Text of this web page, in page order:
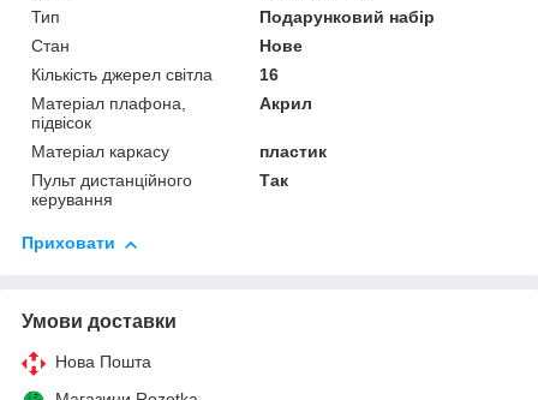
Тип
Подарунковий набір
Стан
Нове
Кількість джерел світла
16
Матеріал плафона,
підвісок
Акрил
Матеріал каркасу
пластик
Пульт дистанційного
керування
Так
Приховати
Умови доставки
Нова Пошта